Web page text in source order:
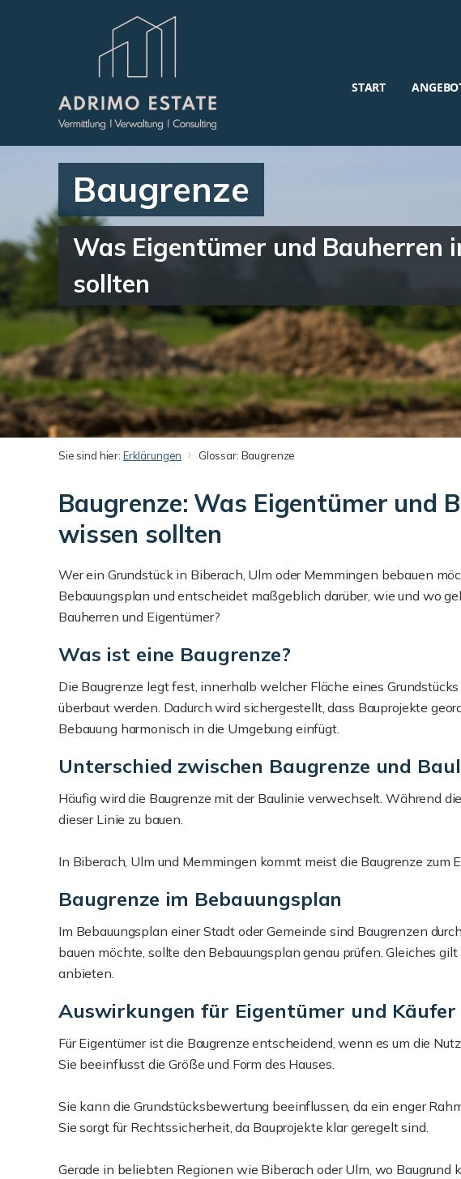
START
Baugrenze
Was Eigentümer und Bauherren
sollten
Sie sind hier: Erklärungen Glossar: Baugrenze
Baugrenze: Was Eigentümer und
wissen sollten
Wer ein Grundstück in Biberach, Ulm oder Memmingen bebauen
Bebauungsplan und entscheidet maßgeblich darüber, wie und wo
Bauherren und Eigentümer?
Was ist eine Baugrenze?
Die Baugrenze legt fest, innerhalb welcher Fläche eines
überbaut werden. Dadurch wird sichergestellt, dass Bauprojekte
Bebauung harmonisch in die Umgebung einfügt.
Unterschied zwischen Baugrenze und
Häufig wird die Baugrenze mit der Baulinie verwechselt. Während
dieser Linie zu bauen.
In Biberach, Ulm und Memmingen kommt meist die Baugrenze
Baugrenze im Bebauungsplan
Im Bebauungsplan einer Stadt oder Gemeinde sind Baugrenzen
bauen möchte, sollte den Bebauungsplan genau prüfen. Gleiches
anbieten.
Auswirkungen für Eigentümer und Käufer
Für Eigentümer ist die Baugrenze entscheidend, wenn es um die
Sie beeinflusst die Größe und Form des Hauses.
Sie kann die Grundstücksbewertung beeinflussen, da ein enger
Sie sorgt für Rechtssicherheit, da Bauprojekte klar geregelt sind.
Gerade in beliebten Regionen wie Biberach oder Ulm, wo